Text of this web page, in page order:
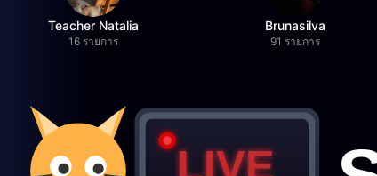
Teacher Natalia
16 รายการ
Brunasilva
91 รายการ